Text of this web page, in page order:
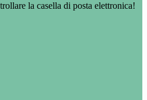
la casella di posta elettronica!